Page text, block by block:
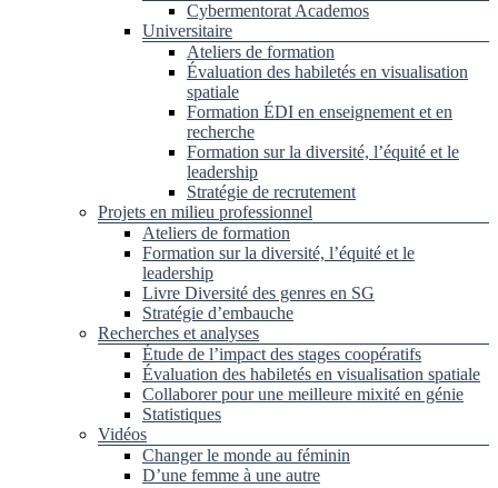
Cybermentorat Academos
Universitaire
Ateliers de formation
Évaluation des habiletés en visualisation
spatiale
Formation ÉDI en enseignement et en
recherche
Formation sur la diversité, l’équité et le
leadership
Stratégie de recrutement
Projets en milieu professionnel
Ateliers de formation
Formation sur la diversité, l’équité et le
leadership
Livre Diversité des genres en SG
Stratégie d’embauche
Recherches et analyses
Étude de l’impact des stages coopératifs
Évaluation des habiletés en visualisation spatiale
Collaborer pour une meilleure mixité en génie
Statistiques
Vidéos
Changer le monde au féminin
D’une femme à une autre